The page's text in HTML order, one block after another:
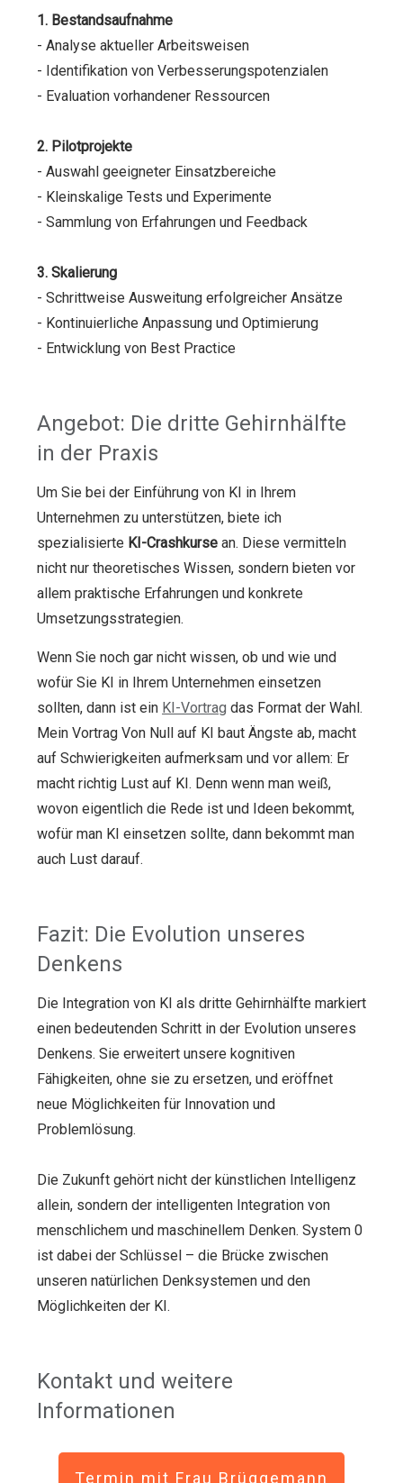
1. Bestandsaufnahme
- Analyse aktueller Arbeitsweisen
- Identifikation von Verbesserungspotenzialen
- Evaluation vorhandener Ressourcen
2. Pilotprojekte
- Auswahl geeigneter Einsatzbereiche
- Kleinskalige Tests und Experimente
- Sammlung von Erfahrungen und Feedback
3. Skalierung
- Schrittweise Ausweitung erfolgreicher Ansätze
- Kontinuierliche Anpassung und Optimierung
- Entwicklung von Best Practice
Angebot: Die dritte Gehirnhälfte
in der Praxis
Um Sie bei der Einführung von KI in Ihrem
Unternehmen zu unterstützen, biete ich
spezialisierte KI-Crashkurse an. Diese vermitteln
nicht nur theoretisches Wissen, sondern bieten vor
allem praktische Erfahrungen und konkrete
Umsetzungsstrategien.
Wenn Sie noch gar nicht wissen, ob und wie und
wofür Sie KI in Ihrem Unternehmen einsetzen
sollten, dann ist ein KI-Vortrag das Format der Wahl.
Mein Vortrag Von Null auf KI baut Ängste ab, macht
auf Schwierigkeiten aufmerksam und vor allem: Er
macht richtig Lust auf KI. Denn wenn man weiß,
wovon eigentlich die Rede ist und Ideen bekommt,
wofür man KI einsetzen sollte, dann bekommt man
auch Lust darauf.
Fazit: Die Evolution unseres
Denkens
Die Integration von KI als dritte Gehirnhälfte markiert
einen bedeutenden Schritt in der Evolution unseres
Denkens. Sie erweitert unsere kognitiven
Fähigkeiten, ohne sie zu ersetzen, und eröffnet
neue Möglichkeiten für Innovation und
Problemlösung.
Die Zukunft gehört nicht der künstlichen Intelligenz
allein, sondern der intelligenten Integration von
menschlichem und maschinellem Denken. System 0
ist dabei der Schlüssel – die Brücke zwischen
unseren natürlichen Denksystemen und den
Möglichkeiten der KI.
Kontakt und weitere
Informationen
Termin mit Frau Brüggemann